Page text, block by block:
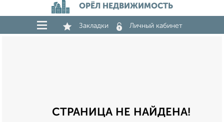
ОРЁЛ НЕДВИЖИМОСТЬ
Закладки Личный кабинет
СТРАНИЦА НЕ НАЙДЕНА!